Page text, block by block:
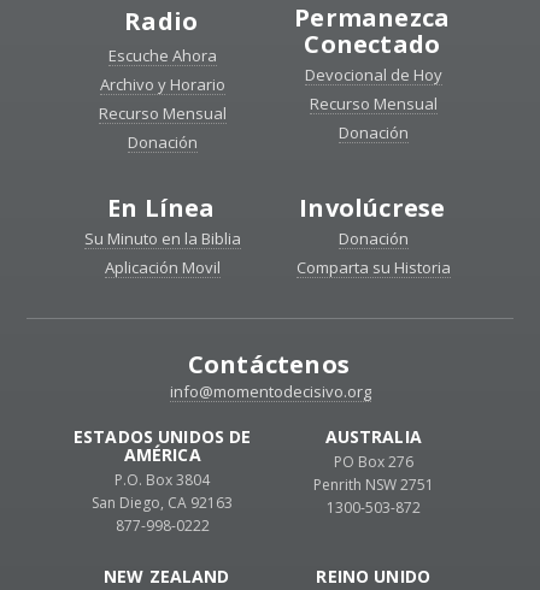
Radio
Escuche Ahora
Archivo y Horario
Recurso Mensual
Donación
Permanezca
Conectado
Devocional de Hoy
Recurso Mensual
Donación
En Línea
Su Minuto en la Biblia
Aplicación Movil
Involúcrese
Donación
Comparta su Historia
Contáctenos
info@momentodecisivo.org
ESTADOS UNIDOS DE
AMÉRICA
P.O. Box 3804
San Diego, CA 92163
877-998-0222
REINO UNIDO
AUSTRALIA
PO Box 276
Penrith NSW 2751
1300-503-872
NEW ZEALAND